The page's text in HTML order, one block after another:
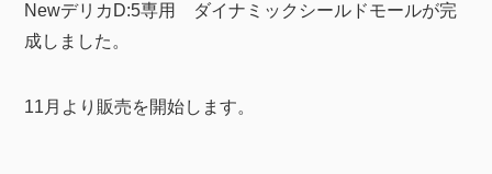
NewデリカD:5専用 ダイナミックシールドモールが完
成しました。
11月より販売を開始します。